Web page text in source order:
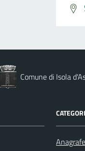
Comune di Isola